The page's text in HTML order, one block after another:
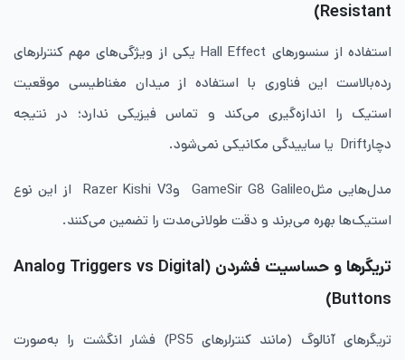
Resistant)
استفاده از سنسورهای Hall Effect یکی از ویژگی‌های مهم کنترلرهای
رده‌بالاست این فناوری با استفاده از میدان مغناطیسی موقعیت
استیک را اندازه‌گیری می‌کند و تماس فیزیکی ندارد؛ در نتیجه
دچارDrift یا ساییدگی مکانیکی نمی‌شود.
مدل‌هایی مثلGameSir G8 Galileo وRazer Kishi V3 از این نوع
استیک‌ها بهره می‌برند و دقت طولانی‌مدت را تضمین می‌کنند.
تریگرها و حساسیت فشردن (Analog Triggers vs Digital
Buttons)
تریگرهای آنالوگ (مانند کنترلرهای PS5) فشار انگشت را به‌صورت